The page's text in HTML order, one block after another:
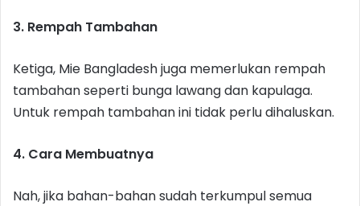
3. Rempah Tambahan
Ketiga, Mie Bangladesh juga memerlukan rempah
tambahan seperti bunga lawang dan kapulaga.
Untuk rempah tambahan ini tidak perlu dihaluskan.
4. Cara Membuatnya
Nah, jika bahan-bahan sudah terkumpul semua